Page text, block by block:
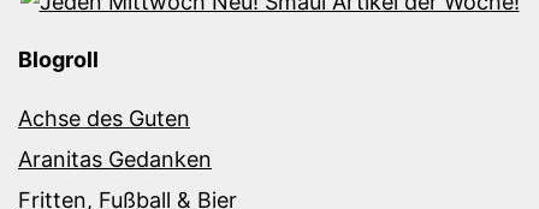
Blogroll
Achse des Guten
Aranitas Gedanken
Fritten, Fußball & Bier